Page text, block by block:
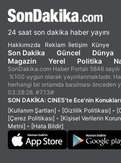
24 saat son dakika haber yayını
Hakkımızda Reklam İletişim Künye
Son Dakika Güncel Dünya
Magazin
Yerel Politika
SonDakika.com Haber Portalı 5846
%100 uygun olarak yayınlanmaktadır.
herhangi bir ortamda basılması önceden
03:38:28. #7.13#
SON DAKİKA: CINE5'te Ece'nin
[Kullanım Şartları] - [Gizlilik Politikası] -
[Çerez Politikası] - [Kişisel Verilerin
Metni] - [Hata Bildir]